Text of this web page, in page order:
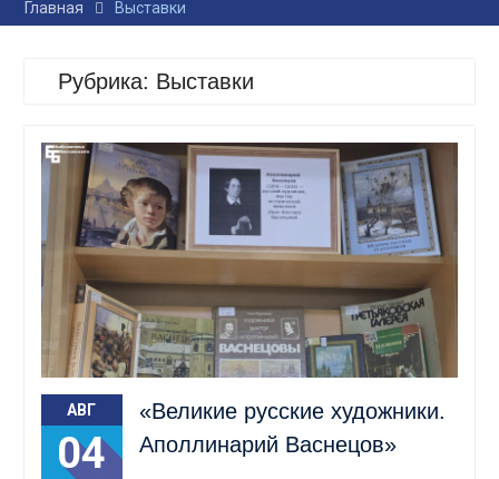
Главная Выставки
Рубрика: Выставки
АВГ
04
«Великие русские художники.
Аполлинарий Васнецов»